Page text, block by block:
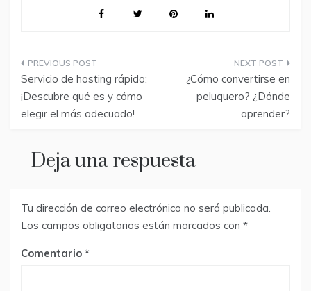
Navegación
de
entradas
Servicio de hosting rápido:
¡Descubre qué es y cómo
elegir el más adecuado!
¿Cómo convertirse en
peluquero? ¿Dónde
aprender?
Deja una respuesta
Tu dirección de correo electrónico no será publicada.
Los campos obligatorios están marcados con *
Comentario